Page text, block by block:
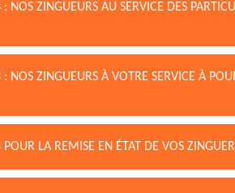
NOS ZINGUEURS AU SERVICE DES
NOS ZINGUEURS À VOTRE SERVICE À
LA REMISE EN ÉTAT DE VOS